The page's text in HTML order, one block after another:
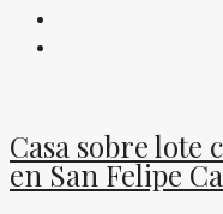
Casa sobre lote
en San Felipe